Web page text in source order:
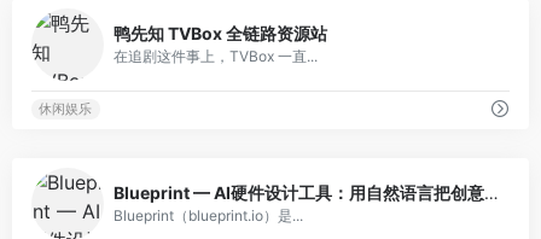
2.47亿美元，为今年第二高月份
35 现货黄金突破4300美元关口
36
某钓鱼攻击者偷的50万美元被MEV
机器人用0.03美元抢走37万美元
38
宇树Pre-IPO永续合约短时突破90
美元，24小时涨幅超23%
鸭先知 TVBox 全链路资源站
在追剧这件事上，TVBox 一直...
休闲娱乐
Blueprint — AI硬件设计工具：用自然语言把创意变成3D原型和接线图
Blueprint（blueprint.io）是...